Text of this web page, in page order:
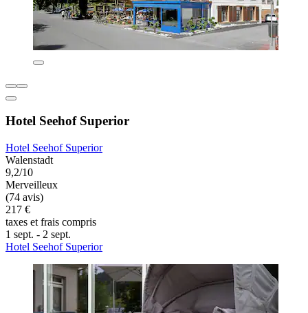
Hotel Seehof Superior
Hotel Seehof Superior
Walenstadt
9,2/10
Merveilleux
(74 avis)
217 €
taxes et frais compris
1 sept. - 2 sept.
Hotel Seehof Superior